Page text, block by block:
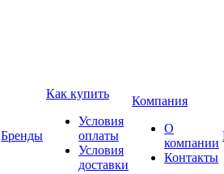
Бренды
Как купить
Условия
оплаты
Условия
доставки
Компания
О
компании
Контакты